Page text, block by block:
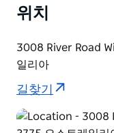
위치
3008 River Road
일리아
길찾기